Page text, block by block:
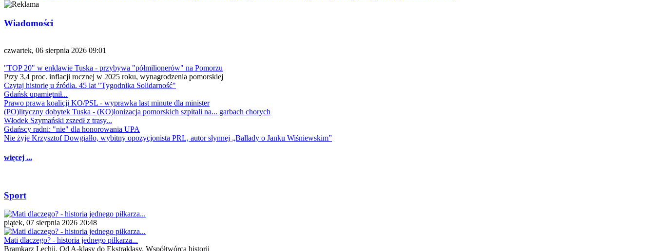
Wiadomości
czwartek, 06 sierpnia 2026 09:01
"TOP 20" w enklawie Tuska - przybywa "półmilionerów" na Pomorzu
Przy 3,4 proc. inflacji rocznej w 2025 roku, wynagrodzenia pomorskiej
Czytaj historię u źródła. 45 lat "Tygodnika Solidarność"
Gdańsk upamiętnił...
Prawo prawa koalicji KO/PSL - wyprawka last minute dla minister
(PO)lityczny dobytek Tuska - (KO)lonizacja pomorskich szpitali na... garbach chorych
Włodek Szymański zszedł z trasy...
Gdańscy radni: "nie" dla honorowania UPA
Nie żyje Krzysztof Dowgiałło, wybitny opozycjonista PRL, autor słynnej „Ballady o Janku Wiśniewskim”
więcej ...
Sport
piątek, 07 sierpnia 2026 20:48
Mati dlaczego? - historia jednego piłkarza...
Bramkarz Lechii. Od A-klasy do Ekstraklasy. Współtwórca historii